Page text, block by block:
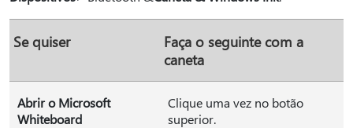
Se quiser
Faça o seguinte com a
caneta
Abrir o Microsoft
Whiteboard
Clique uma vez no botão
superior.